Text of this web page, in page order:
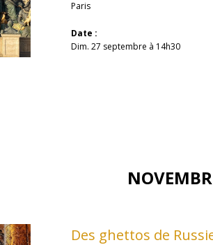
Paris
Date :
Dim. 27 septembre à 14h30
Des ghettos de